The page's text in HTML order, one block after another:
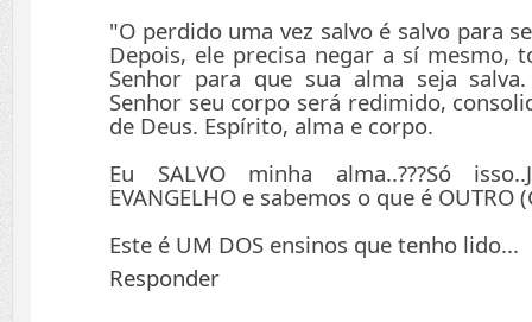
"O perdido uma vez salvo é salvo para
Depois, ele precisa negar a sí mesmo,
Senhor para que sua alma seja
Senhor seu corpo será redimido,
de Deus. Espírito, alma e corpo.
Eu SALVO minha alma..???Só
EVANGELHO e sabemos o que é OUTRO
Este é UM DOS ensinos que tenho lido...
Responder